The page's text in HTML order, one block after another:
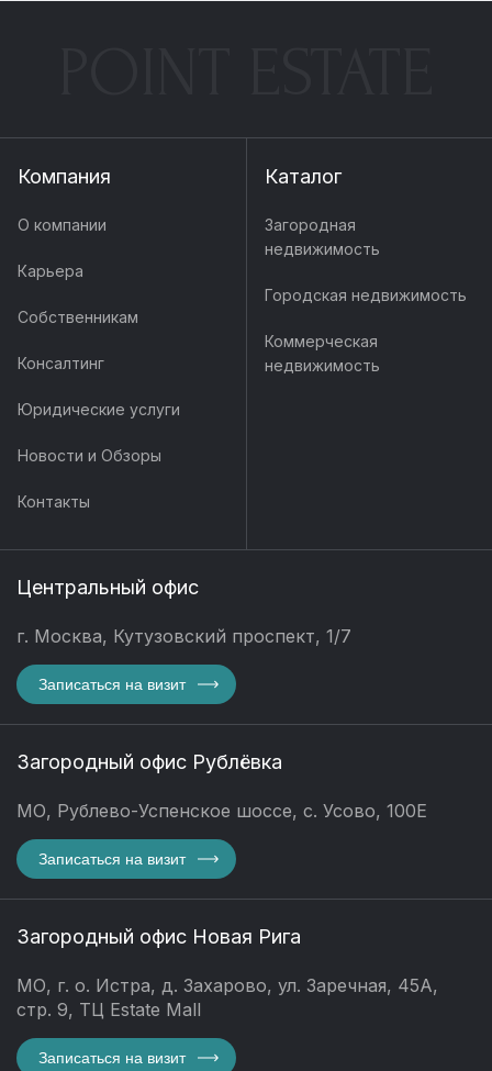
Компания
О компании
Карьера
Собственникам
Консалтинг
Юридические услуги
Новости и Обзоры
Контакты
Каталог
Загородная
недвижимость
Городская недвижимость
Коммерческая
недвижимость
Центральный офис
г. Москва, Кутузовский проспект, 1/7
Записаться на визит
Загородный офис Рублёвка
МО, Рублево-Успенское шоссе, с. Усово, 100Е
Записаться на визит
Загородный офис Новая Рига
МО, г. о. Истра, д. Захарово, ул. Заречная, 45А,
стр. 9, ТЦ Estate Mall
Записаться на визит